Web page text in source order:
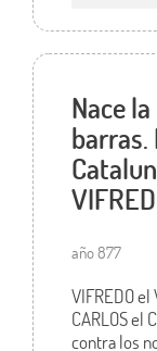
Nace
barras.
año 877
VIFREDO
CARLOS el
contra los